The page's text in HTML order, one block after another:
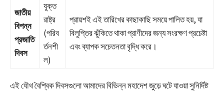
জাতীয়
বিপন্ন
প্রজাতি
দিবস
যুক্ত
রাষ্ট্র
(পরিব
র্তনশী
ল)
প্রায়শই এই তারিখের কাছাকাছি সময়ে পালিত হয়, যা
বিলুপ্তির ঝুঁকিতে থাকা প্রাণীদের জন্য সংরক্ষণ প্রচেষ্টা
এবং ব্যাপক সচেতনতা বৃদ্ধি করে।
এই যৌথ বৈশ্বিক দিবসগুলো আমাদের বিভিন্ন মহাদেশ জুড়ে ঘটে যাওয়া সুনির্দিষ্ট